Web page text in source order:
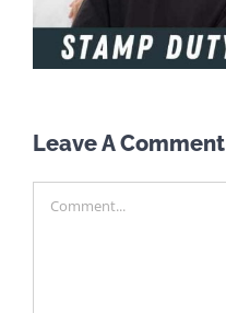
Leave A Comment
Comment